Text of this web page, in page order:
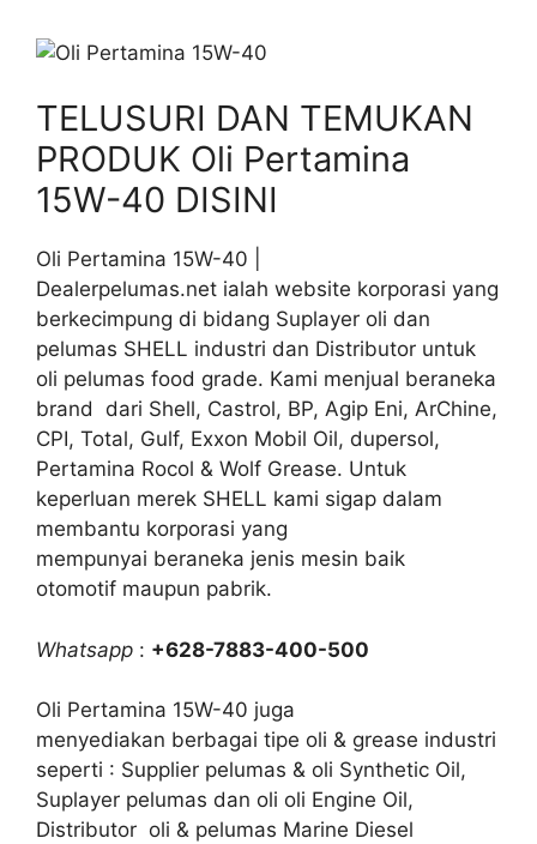
TELUSURI DAN TEMUKAN
PRODUK Oli Pertamina
15W-40 DISINI
Oli Pertamina 15W-40 |
Dealerpelumas.net ialah website korporasi yang
berkecimpung di bidang Suplayer oli dan
pelumas SHELL industri dan Distributor untuk
oli pelumas food grade. Kami menjual beraneka
brand dari Shell, Castrol, BP, Agip Eni, ArChine,
CPI, Total, Gulf, Exxon Mobil Oil, dupersol,
Pertamina Rocol & Wolf Grease. Untuk
keperluan merek SHELL kami sigap dalam
membantu korporasi yang
mempunyai beraneka jenis mesin baik
otomotif maupun pabrik.
Whatsapp : +628-7883-400-500
Oli Pertamina 15W-40 juga
menyediakan berbagai tipe oli & grease industri
seperti : Supplier pelumas & oli Synthetic Oil,
Suplayer pelumas dan oli oli Engine Oil,
Distributor oli & pelumas Marine Diesel